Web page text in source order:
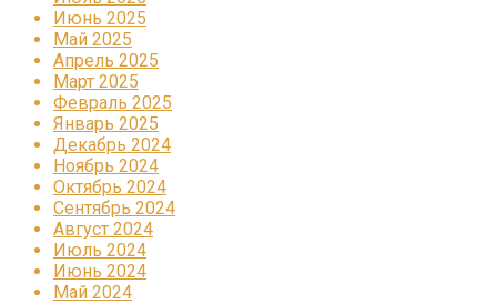
Июнь 2025
Май 2025
Апрель 2025
Март 2025
Февраль 2025
Январь 2025
Декабрь 2024
Ноябрь 2024
Октябрь 2024
Сентябрь 2024
Август 2024
Июль 2024
Июнь 2024
Май 2024